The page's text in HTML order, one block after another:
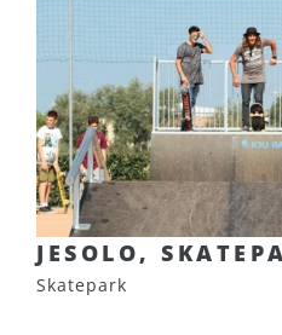
JESOLO,
Skatepark